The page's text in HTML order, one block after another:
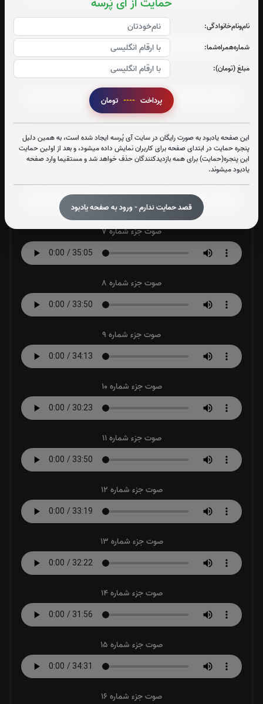
نام‌و‌نام‌خانوادگی:
شماره‌همراه‌شما:
مبلغ (تومان):
پرداخت ----
این صفحه یادبود به صورت رایگان در سایت آی پُرسه ایجاد شده است، به همین دلیل
پنجره حمایت در ابتدای صفحه برای کاربران نمایش داده میشود، و بعد از اولین حمایت
این پنجره(حمایت) برای همه بازدیدکنندگان حذف خواهد شد و مستقیما وارد صفحه
یادبود میشوند.
قصد حمایت ندارم - ورود به صفحه یادبود
صوت جزء شماره 3
صوت جزء شماره 4
صوت جزء شماره 7
صوت جزء شماره 8
صوت جزء شماره 9
صوت جزء شماره 10
صوت جزء شماره 11
صوت جزء شماره 12
صوت جزء شماره 13
صوت جزء شماره 14
صوت جزء شماره 15
صوت جزء شماره 16